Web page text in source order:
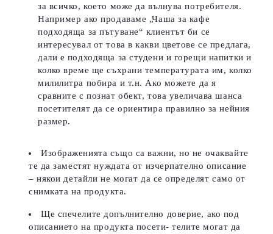
за всичко, което може да вълнува потребителя.
Например ако продаваме „Чаша за кафе
подходяща за пътуване“ клиентът би се
интересувал от това в какви цветове се предлага,
дали е подходяща за студени и горещи напитки и
колко време ще съхрани температурата им, колко
милилитра побира и т.н. Ако можете да я
сравните с познат обект, това увеличава шанса
посетителят да се ориентира правилно за нейния
размер.
Изображенията също са важни, но не очаквайте
те да заместят нуждата от изчерпателно описание
– някои детайли не могат да се определят само от
снимката на продукта.
Ще спечелите допълнително доверие, ако под
описанието на продукта посети- телите могат да